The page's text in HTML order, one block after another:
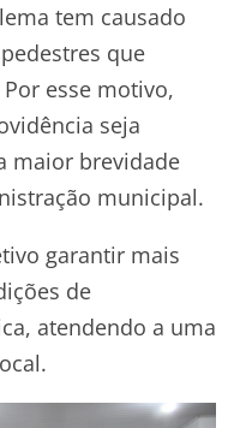
tem causado
que
esse motivo,
seja
maior brevidade
municipal.
garantir mais
de
atendendo a uma